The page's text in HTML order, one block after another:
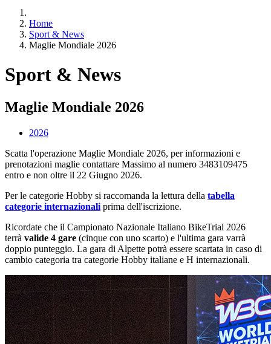
Home
Sport & News
Maglie Mondiale 2026
Sport & News
Maglie Mondiale 2026
2026
Scatta l'operazione Maglie Mondiale 2026, per informazioni e
prenotazioni maglie contattare Massimo al numero 3483109475
entro e non oltre il 22 Giugno 2026.
Per le categorie Hobby si raccomanda la lettura della tabella
categorie internazionali prima dell'iscrizione.
Ricordate che il Campionato Nazionale Italiano BikeTrial 2026
terrà valide 4 gare (cinque con uno scarto) e l'ultima gara varrà
doppio punteggio. La gara di Alpette potrà essere scartata in caso di
cambio categoria tra categorie Hobby italiane e H internazionali.